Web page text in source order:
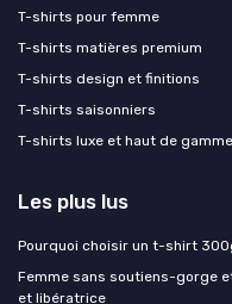
T-shirts pour femme
T-shirts matières premium
T-shirts design et finitions
T-shirts saisonniers
T-shirts luxe et haut de gamme
Les plus lus
Pourquoi choisir un t-shirt
Femme sans soutiens-gorge
et libératrice